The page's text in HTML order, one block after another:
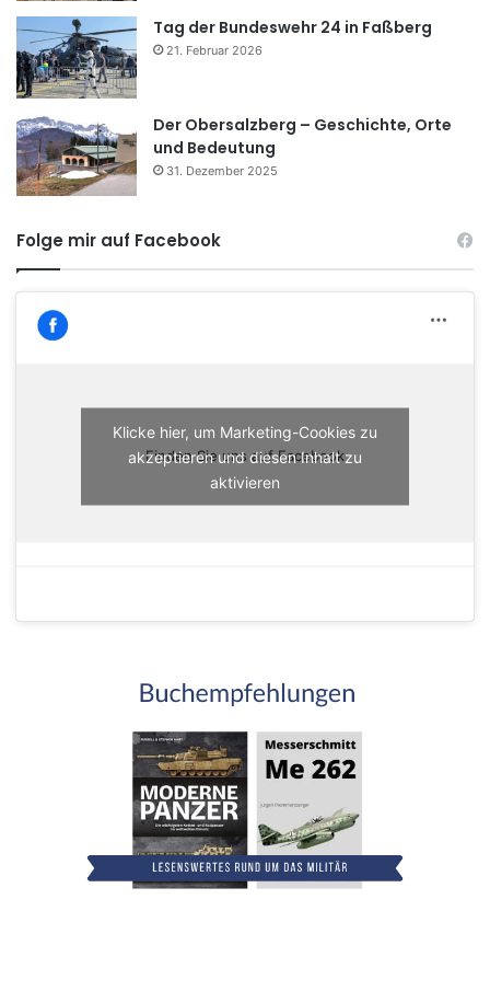
Tag der Bundeswehr 24 in Faßberg
21. Februar 2026
Der Obersalzberg – Geschichte, Orte
und Bedeutung
31. Dezember 2025
Folge mir auf Facebook
Finden Sie uns auf Facebook
Klicke hier, um Marketing-Cookies zu
akzeptieren und diesen Inhalt zu
aktivieren